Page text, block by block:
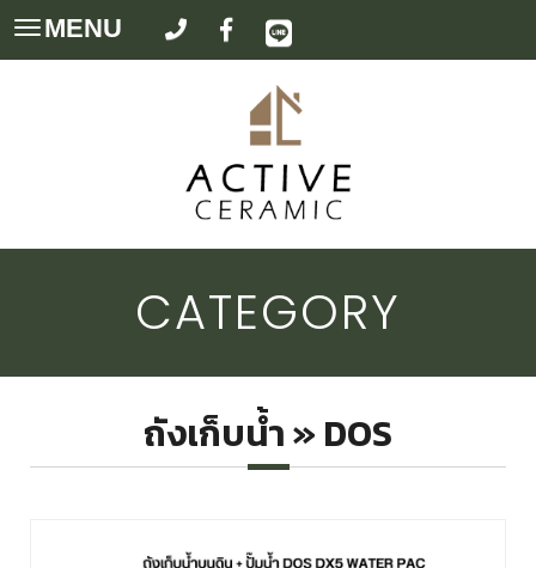
Toggle
navigation
MENU
CATEGORY
ถังเก็บน้ำ » DOS